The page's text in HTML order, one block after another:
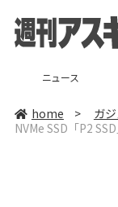
ニュース
home > ガ
NVMe SSD「P2